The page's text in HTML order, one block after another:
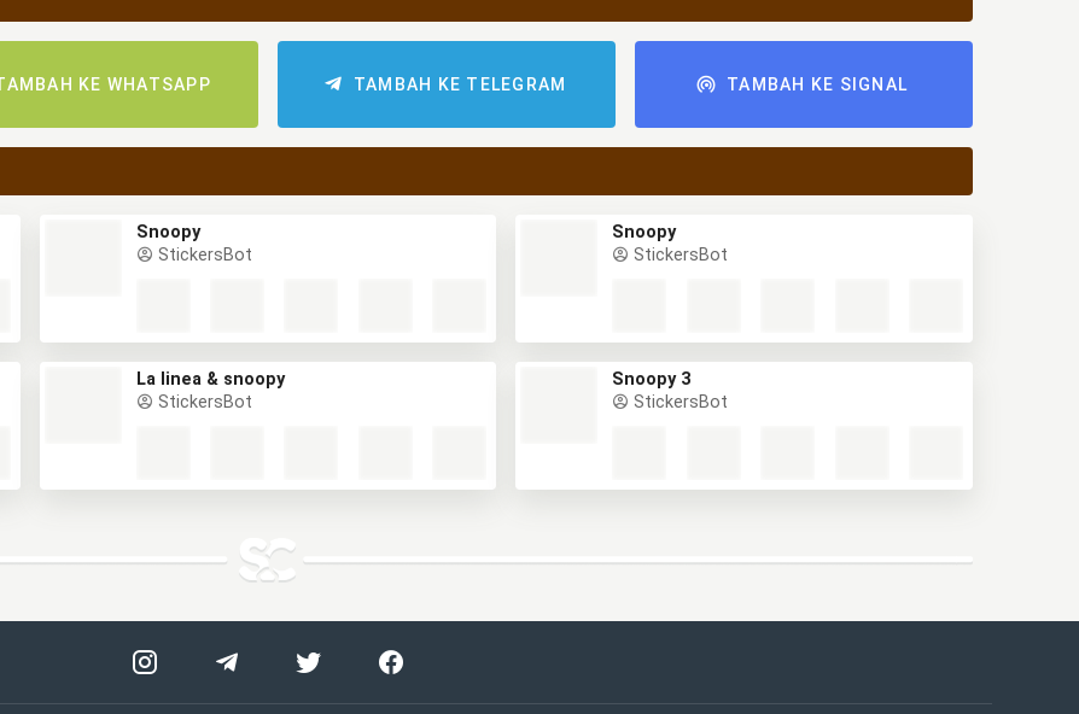
KE WHATSAPP TAMBAH KE TELEGRAM TAMBAH KE SIGNAL
Snoopy
StickersBot
Snoopy
StickersBot
La linea & snoopy
StickersBot
Snoopy 3
StickersBot